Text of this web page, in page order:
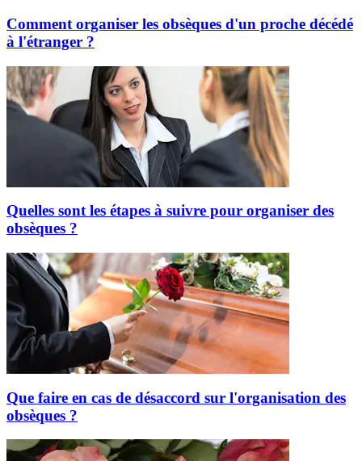
Comment organiser les obsèques d'un proche décédé
à l'étranger ?
Quelles sont les étapes à suivre pour organiser des
obsèques ?
Que faire en cas de désaccord sur l'organisation des
obsèques ?